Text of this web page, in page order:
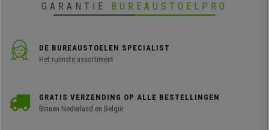
GARANTIE BUREAUSTOELPRO
DE BUREAUSTOELEN SPECIALIST
Het ruimste assortiment
GRATIS VERZENDING OP ALLE BESTELLINGEN
Binnen Nederland en België